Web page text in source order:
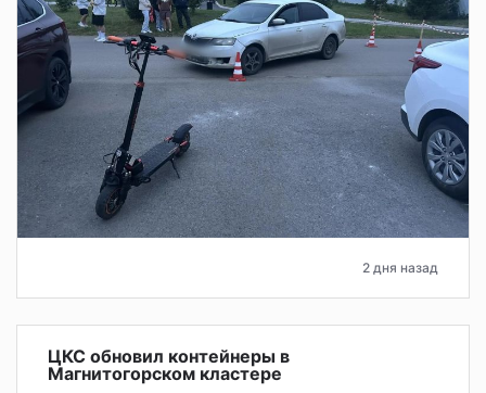
2 дня назад
ЦКС обновил контейнеры в
Магнитогорском кластере